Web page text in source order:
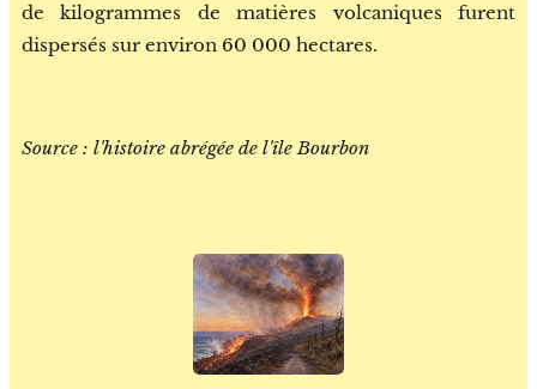
de kilogrammes de matières volcaniques furent
dispersés sur environ 60 000 hectares.
Source : l'histoire abrégée de l'île Bourbon